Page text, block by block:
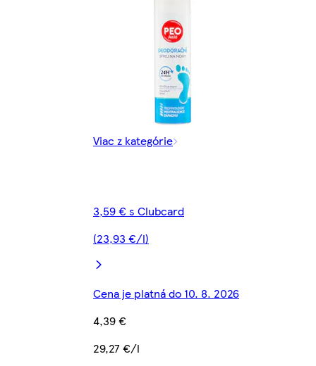
Viac z kategórie
3,59 € s Clubcard
(23,93 €/l)
Cena je platná do 10. 8. 2026
4,39 €
29,27 €/l